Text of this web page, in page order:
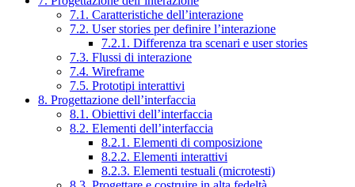
7.1. Caratteristiche dell’interazione
7.2. User stories per definire l’interazione
7.2.1. Differenza tra scenari e user stories
7.3. Flussi di interazione
7.4. Wireframe
7.5. Prototipi interattivi
8. Progettazione dell’interfaccia
8.1. Obiettivi dell’interfaccia
8.2. Elementi dell’interfaccia
8.2.1. Elementi di composizione
8.2.2. Elementi interattivi
8.2.3. Elementi testuali (microtesti)